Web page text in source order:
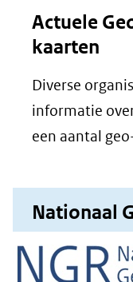
Actuele
kaarten
Diverse
informatie
een aantal
Nationaal